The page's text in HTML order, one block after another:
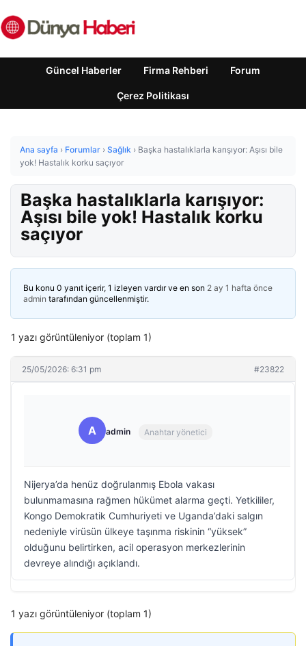
Güncel Haberler Firma Rehberi Forum
Çerez Politikası
Ana sayfa › Forumlar › Sağlık › Başka hastalıklarla karışıyor: Aşısı bile
yok! Hastalık korku saçıyor
Başka hastalıklarla karışıyor:
Aşısı bile yok! Hastalık korku
saçıyor
Bu konu 0 yanıt içerir, 1 izleyen vardır ve en son 2 ay 1 hafta önce
admin tarafından güncellenmiştir.
1 yazı görüntüleniyor (toplam 1)
25/05/2026: 6:31 pm #23822
A admin Anahtar yönetici
Nijerya’da henüz doğrulanmış Ebola vakası
bulunmamasına rağmen hükümet alarma geçti. Yetkililer,
Kongo Demokratik Cumhuriyeti ve Uganda’daki salgın
nedeniyle virüsün ülkeye taşınma riskinin “yüksek”
olduğunu belirtirken, acil operasyon merkezlerinin
devreye alındığı açıklandı.
1 yazı görüntüleniyor (toplam 1)